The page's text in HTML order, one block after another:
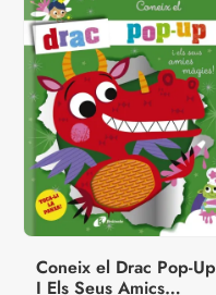
Coneix el Drac Pop-Up
I Els Seus Amics